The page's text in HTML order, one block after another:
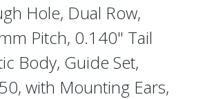
Hole, Dual Row,
Pitch, 0.140" Tail
Body, Guide Set,
with Mounting Ears,